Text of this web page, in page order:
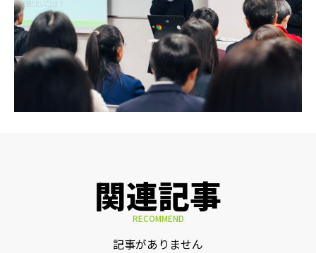
関連記事
RECOMMEND
記事がありません